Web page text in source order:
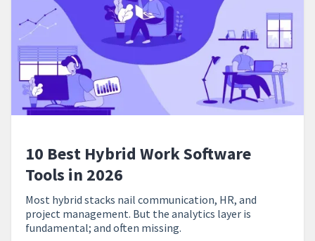
10 Best Hybrid Work Software
Tools in 2026
Most hybrid stacks nail communication, HR, and
project management. But the analytics layer is
fundamental; and often missing.